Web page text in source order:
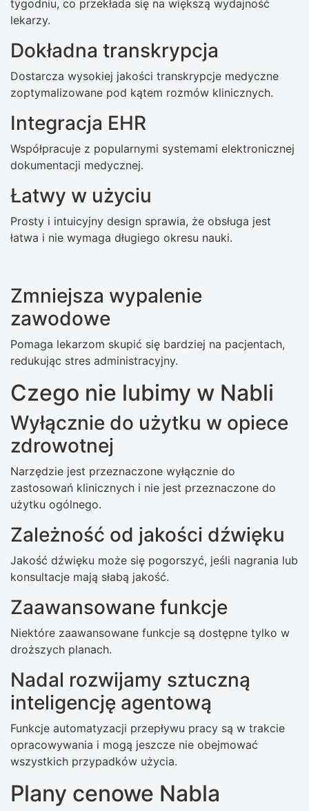
tygodniu, co przekłada się na większą wydajność
lekarzy.
Dokładna transkrypcja
Dostarcza wysokiej jakości transkrypcje medyczne
zoptymalizowane pod kątem rozmów klinicznych.
Integracja EHR
Współpracuje z popularnymi systemami elektronicznej
dokumentacji medycznej.
Łatwy w użyciu
Prosty i intuicyjny design sprawia, że ​​obsługa jest
łatwa i nie wymaga długiego okresu nauki.
Zmniejsza wypalenie
zawodowe
Pomaga lekarzom skupić się bardziej na pacjentach,
redukując stres administracyjny.
Czego nie lubimy w Nabli
Wyłącznie do użytku w opiece
zdrowotnej
Narzędzie jest przeznaczone wyłącznie do
zastosowań klinicznych i nie jest przeznaczone do
użytku ogólnego.
Zależność od jakości dźwięku
Jakość dźwięku może się pogorszyć, jeśli nagrania lub
konsultacje mają słabą jakość.
Zaawansowane funkcje
Niektóre zaawansowane funkcje są dostępne tylko w
droższych planach.
Nadal rozwijamy sztuczną
inteligencję agentową
Funkcje automatyzacji przepływu pracy są w trakcie
opracowywania i mogą jeszcze nie obejmować
wszystkich przypadków użycia.
Plany cenowe Nabla